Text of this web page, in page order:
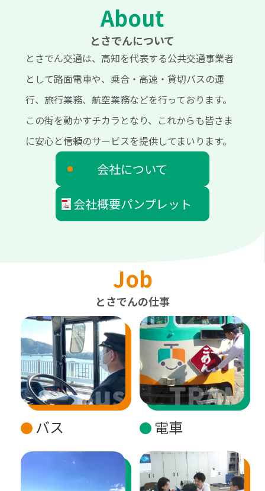
About
とさでんについて
とさでん交通は、高知を代表する公共交通事業者
として路面電車や、乗合・高速・貸切バスの運
行、旅行業務、航空業務などを行っております。
この街を動かすチカラとなり、これからも皆さま
に安心と信頼のサービスを提供してまいります。
会社について
会社概要パンプレット
Job
とさでんの仕事
バス 電車